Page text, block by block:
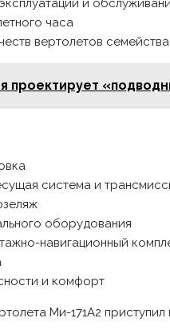
и
часа
вертолетов
проектирует
система и
оборудования
навигационный
и комфорт
Ми-171А2